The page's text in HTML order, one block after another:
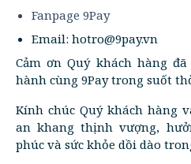
Fanpage 9Pay
Email: hotro@9pay.vn
Cảm ơn Quý khách hàng
hành cùng 9Pay trong suốt
Kính chúc Quý khách hàng
an khang thịnh vượng,
phúc và sức khỏe dồi dào